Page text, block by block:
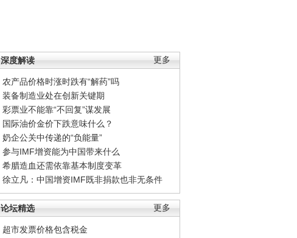
更多
深度解读
农产品价格时涨时跌有“解药”吗
装备制造业处在创新关键期
彩票业不能靠“不回复”谋发展
国际油价金价下跌意味什么？
奶企公关中传递的“负能量”
参与IMF增资能为中国带来什么
希腊造血还需依靠基本制度变革
徐立凡：中国增资IMF既非捐款也非无条件
更多
论坛精选
超市发票价格包含税金